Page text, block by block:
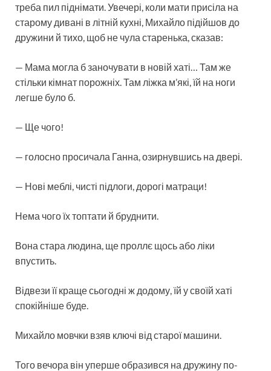
треба пил піднімати. Увечері, коли мати присіла на
старому дивані в літній кухні, Михайло підійшов до
дружини й тихо, щоб не чула старенька, сказав:
— Мама могла б заночувати в новій хаті… Там же
стільки кімнат порожніх. Там ліжка м’які, їй на ноги
легше було б.
— Ще чого!
— голосно просичала Ганна, озирнувшись на двері.
— Нові меблі, чисті підлоги, дорогі матраци!
Нема чого їх топтати й бруднити.
Вона стара людина, ще проллє щось або ліки
впустить.
Відвези її краще сьогодні ж додому, їй у своїй хаті
спокійніше буде.
Михайло мовчки взяв ключі від старої машини.
Того вечора він уперше образився на дружину по-